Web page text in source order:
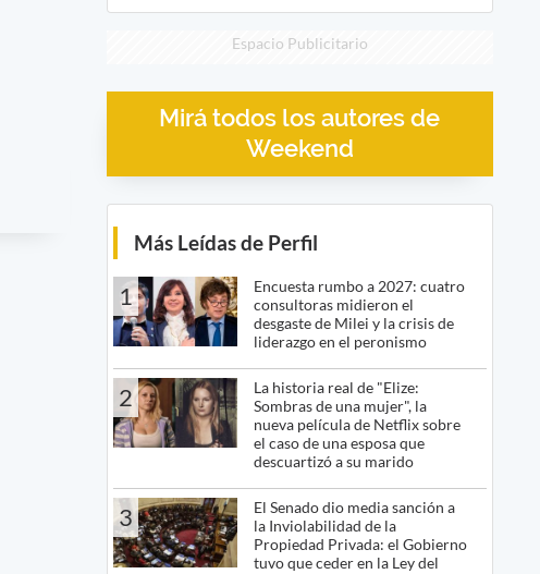
Espacio Publicitario
Mirá todos los autores de
Weekend
Más Leídas de Perfil
1
Encuesta rumbo a 2027: cuatro
consultoras midieron el
desgaste de Milei y la crisis de
liderazgo en el peronismo
2
La historia real de "Elize:
Sombras de una mujer", la
nueva película de Netflix sobre
el caso de una esposa que
descuartizó a su marido
3
El Senado dio media sanción a
la Inviolabilidad de la
Propiedad Privada: el Gobierno
tuvo que ceder en la Ley del